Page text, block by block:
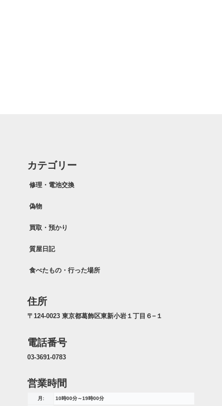
カテゴリー
修理・電池交換
偽物
買取・預かり
質屋日記
食べたもの・行った場所
住所
〒124-0023 東京都葛飾区東新小岩１丁目６−１
電話番号
03-3691-0783
営業時間
月: 10時00分～19時00分